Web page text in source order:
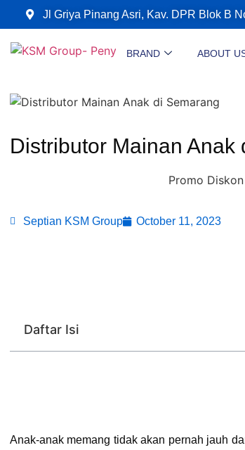
Jl Griya Pinang Asri, Kav. DPR Blok B
BRAND ABOUT
Distributor Mainan Anak
Promo Diskon dan
Septian KSM Group October 11, 2023
Daftar Isi
Anak-anak memang tidak akan pernah jauh